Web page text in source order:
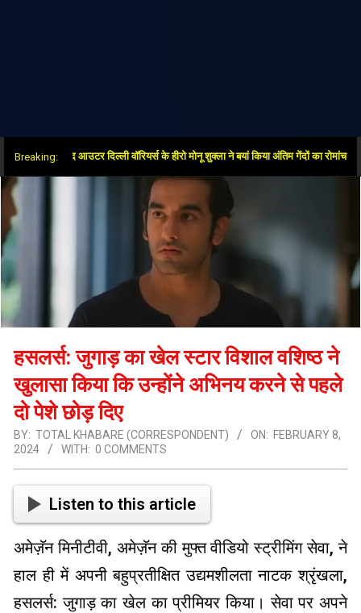
Breaking:
के बाद आउटर दिल्ली वॉरियर्स के हीरो मोनू शुक्ला ने बयां किया अंतिम गेंदों का रोमांच
हसलर्स: जुगाड़ का खेल स्टार विशाल वशिष्ठ ने
खुलासा किया कि उन्होंने अभिनय करने से पहले
दो पेशे छोड़ दिए
BY: TOTAL KHABARE (CORRESPONDENT) ON: FEBRUARY 8,
2024
WITH: 0 COMMENTS
Listen to this article
अमेज़ॅन मिनीटीवी, अमेज़ॅन की मुफ्त वीडियो स्ट्रीमिंग सेवा, ने
हाल ही में अपनी बहुप्रतीक्षित उद्यमशीलता नाटक श्रृंखला,
हसलर्स: जुगाड़ का खेल का प्रीमियर किया। सेवा पर अपने